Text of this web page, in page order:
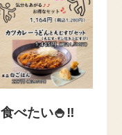
べたい🍚‼️